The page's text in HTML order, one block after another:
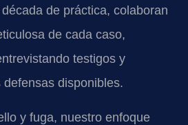
de práctica, colaboran
de cada caso,
testigos y
disponibles.
y fuga, nuestro enfoque